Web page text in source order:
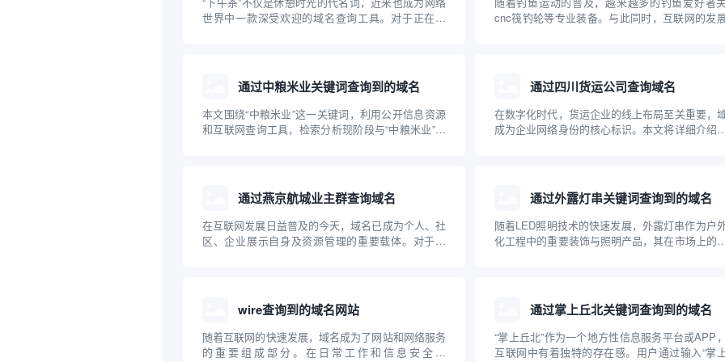
世界中一款深受欢迎的域名查询工具。对于正在建
意事项进...
cnc筏钓轮等专业装备。与此同时，互联网的发
品牌构...
通过中粮米业关键词查询到的域名
本文围绕“中粮米业”这一关键词，利用公开信息资源
和互联网查询工具，检索分析现阶段与“中粮米业”相
通过四川货运公司查询域名
在数字化时代，货运企业的线上布局至关重要，
成为企业网络身份的核心标识。本文将详细介绍如
通过燕京航城业主群查询域名
在互联网发展日益普及的今天，域名已成为个人、社
区、企业展示自身及资源管理的重要载体。对于像
效协作开展...
通过外露灯串关键词查询到的域名
随着LED照明技术的快速发展，外露灯串作为户
化工程中的重要装饰与照明产品，其在市场上的关
到的主...
wire查询到的域名网站
随着互联网的快速发展，域名成为了网站和网络服务
的重要组成部分。在日常工作和信息安全领
通过掌上丘北关键词查询到的域名
“掌上丘北”作为一个地方性信息服务平台或APP
互联网中有着独特的存在感。用户通过输入“掌